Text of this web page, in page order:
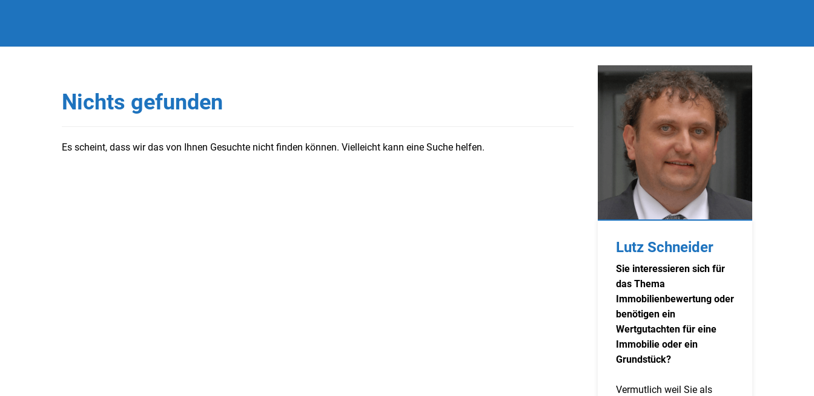
Nichts gefunden
Es scheint, dass wir das von Ihnen Gesuchte nicht finden können. Vielleicht kann eine Suche helfen.
Lutz Schneider
Sie interessieren sich für
das Thema
Immobilienbewertung oder
benötigen ein
Wertgutachten für eine
Immobilie oder ein
Grundstück?
Vermutlich weil Sie als